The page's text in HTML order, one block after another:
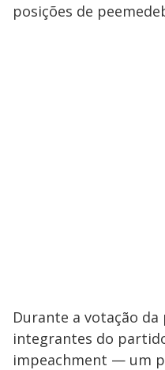
posições de
Durante a votação
integrantes do
impeachment — um